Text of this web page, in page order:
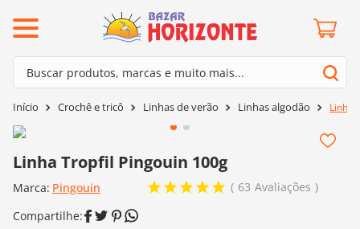
Buscar produtos, marcas e muito mais...
Crochê e tricô Linhas de verão Linhas algodão Linha
Linha Tropfil Pingouin 100g
Marca: Pingouin 63 Avaliações
Termos mais buscados
fio amigurumi
kit amigurumi
mais buscados
barroco
mollet
fio amigurumi
kit amigurumi
agulha crochê
euroroma